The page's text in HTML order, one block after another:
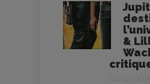
&
04/02/2015